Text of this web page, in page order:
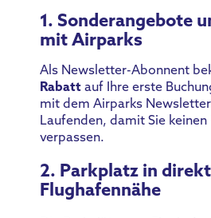
1. Sonderangebote
mit Airparks
Als Newsletter-Abonnent
Rabatt auf Ihre erste
mit dem Airparks
Laufenden, damit Sie keinen
verpassen.
2. Parkplatz in
Flughafennähe